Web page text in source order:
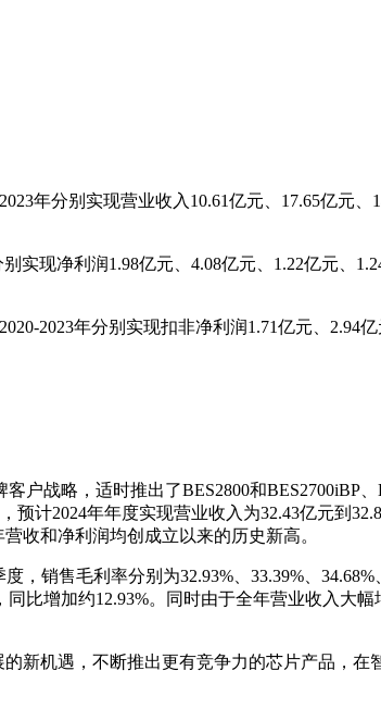
年分别实现营业收入10.61亿元、17.65亿元、
实现净利润1.98亿元、4.08亿元、1.22亿元、
2023年分别实现扣非净利润1.71亿元、2.94
战略，适时推出了BES2800和BES2700iBP
计2024年年度实现营业收入为32.43亿元到
收和净利润均创成立以来的历史新高。
销售毛利率分别为32.93%、33.39%、
比增加约12.93%。同时由于全年营业收入大
新机遇，不断推出更有竞争力的芯片产品，在